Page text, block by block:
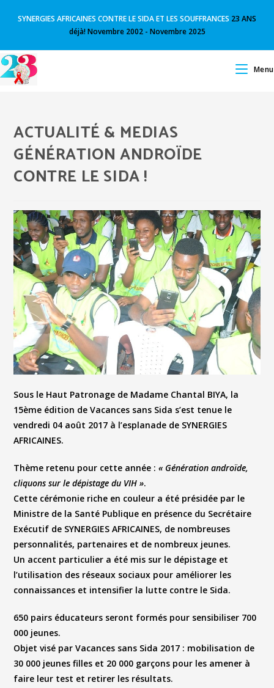
SYNERGIES AFRICAINES CONTRE LE SIDA ET LES SOUFFRANCES 23 ANS
déjà! Novembre 2002 - Novembre 2025
Menu
ACTUALITÉ & MEDIAS
GÉNÉRATION ANDROÏDE
CONTRE LE SIDA !
Sous le Haut Patronage de Madame Chantal BIYA, la
15ème édition de Vacances sans Sida s’est tenue le
vendredi 04 août 2017 à l’esplanade de SYNERGIES
AFRICAINES.
Thème retenu pour cette année : « Génération androïde,
cliquons sur le dépistage du VIH ».
Cette cérémonie riche en couleur a été présidée par le
Ministre de la Santé Publique en présence du Secrétaire
Exécutif de SYNERGIES AFRICAINES, de nombreuses
personnalités, partenaires et de nombreux jeunes.
Un accent particulier a été mis sur le dépistage et
l’utilisation des réseaux sociaux pour améliorer les
connaissances et intensifier la lutte contre le Sida.
650 pairs éducateurs seront formés pour sensibiliser 700
000 jeunes.
Objet visé par Vacances sans Sida 2017 : mobilisation de
30 000 jeunes filles et 20 000 garçons pour les amener à
faire leur test et retirer les résultats.